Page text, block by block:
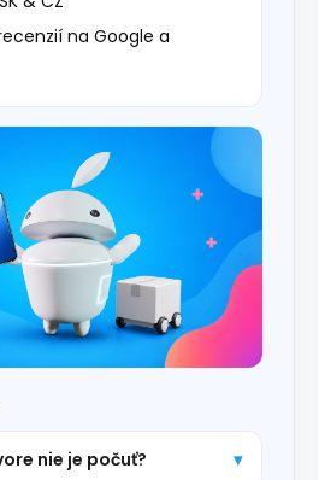
na Google a
nie je počuť?